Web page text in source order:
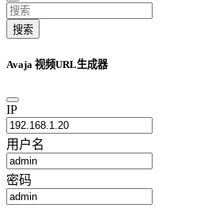
搜索
Avaja 视频URL生成器
IP
用户名
密码